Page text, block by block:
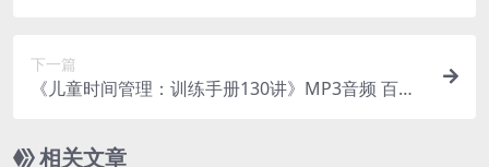
下一篇
《儿童时间管理：训练手册130讲》MP3音频 百度
相关文章